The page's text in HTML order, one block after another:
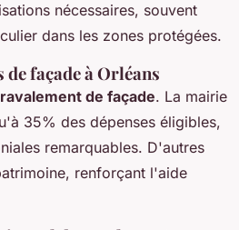
nécessaires, souvent
dans les zones protégées.
façade à Orléans
de façade. La mairie
35% des dépenses éligibles,
remarquables. D'autres
renforçant l'aide